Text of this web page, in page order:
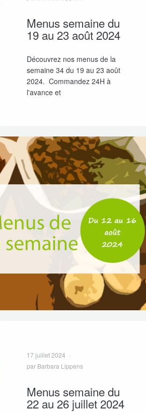
Menus semaine du
19 au 23 août 2024
Découvrez nos menus de la
semaine 34 du 19 au 23 août
2024. Commandez 24H à
l'avance et
17 juillet 2024
par Barbara Lippens
Menus semaine du
22 au 26 juillet 2024